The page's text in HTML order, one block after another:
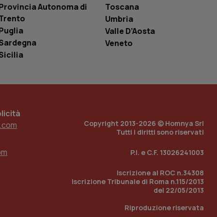
Autonoma di
Toscana
Umbria
Valle D’Aosta
Veneto
Copyright 2013-2026 © Homnya Srl
Tutti i diritti sono riservati
P.I. e C.F. 13026241003
Iscrizione al ROC n.34308
Iscrizione Tribunale di Roma n.115/2013
del 22/05/2013
Riproduzione riservata
per mantenere
incorporati
del sito web sta
di
traccia
incorporati
del sito web sta
di
dell’esperienza
per abilitare il
con identity